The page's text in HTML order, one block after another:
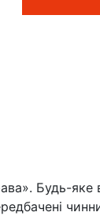
Будь-яке